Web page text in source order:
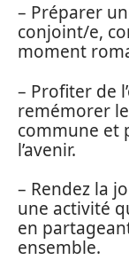
– Préparer
conjoint/e,
moment
– Profiter de
remémorer
commune et
l’avenir.
– Rendez la
une activité
en
ensemble.